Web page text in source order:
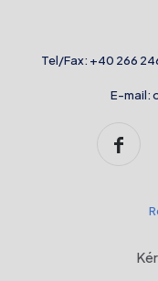
Tel/Fax: +40 266
E-mail: